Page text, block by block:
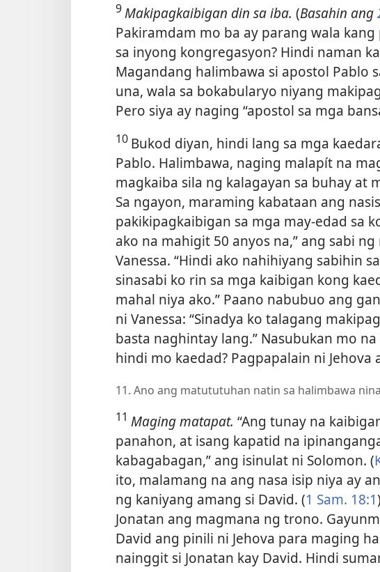
9Makipagkaibigan din sa iba. (Basahin ang
Pakiramdam mo ba ay parang wala
sa inyong kongregasyon? Hindi naman
Magandang halimbawa si apostol Pablo
una, wala sa bokabularyo niyang
Pero siya ay naging “apostol sa mga
10 Bukod diyan, hindi lang sa mga
Pablo. Halimbawa, naging malapít na
magkaiba sila ng kalagayan sa buhay at
Sa ngayon, maraming kabataan ang
pakikipagkaibigan sa mga may-edad sa
ako na mahigit 50 anyos na,” ang sabi
Vanessa. “Hindi ako nahihiyang sabihin
sinasabi ko rin sa mga kaibigan kong
mahal niya ako.” Paano nabubuo ang
ni Vanessa: “Sinadya ko talagang
basta naghintay lang.” Nasubukan mo
hindi mo kaedad? Pagpapalain ni Jehova
11. Ano ang matututuhan natin sa halimbawa
11 Maging matapat. “Ang tunay na
panahon, at isang kapatid na
kabagabagan,” ang isinulat ni Solomon. (
ito, malamang na ang nasa isip niya ay
ng kaniyang amang si David. (1 Sam. 18:1
Jonatan ang magmana ng trono.
David ang pinili ni Jehova para maging
nainggit si Jonatan kay David. Hindi